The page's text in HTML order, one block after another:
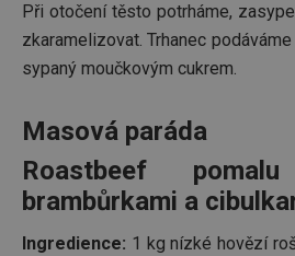
Při otočení těsto potrháme,
zkaramelizovat. Trhanec
sypaný moučkovým cukrem.
Masová paráda
Roastbeef
brambůrkami a
Ingredience: 1 kg nízké hovězí